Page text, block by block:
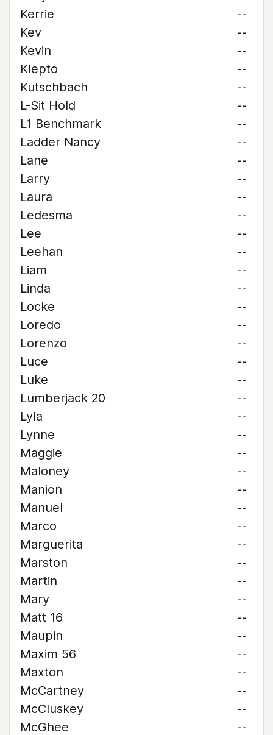
Kerrie
--
Kev
--
Kevin
--
Klepto
--
Kutschbach
--
L-Sit Hold
--
L1 Benchmark
--
Ladder Nancy
--
Lane
--
Larry
--
Laura
--
Ledesma
--
Lee
--
Leehan
--
Liam
--
Linda
--
Locke
--
Loredo
--
Lorenzo
--
Luce
--
Luke
--
Lumberjack 20
--
Lyla
--
Lynne
--
Maggie
--
Maloney
--
Manion
--
Manuel
--
Marco
--
Marguerita
--
Marston
--
Martin
--
Mary
--
Matt 16
--
Maupin
--
Maxim 56
--
Maxton
--
McCartney
--
McCluskey
--
McGhee
--